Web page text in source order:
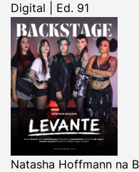
Digital | Ed. 91
Natasha Hoffmann na